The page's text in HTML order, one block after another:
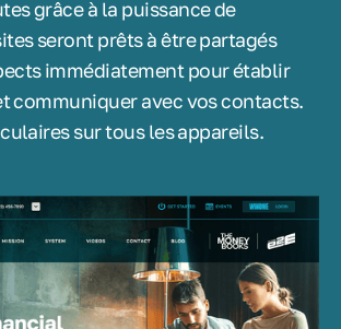
grâce à la puissance de
seront prêts à être partagés
immédiatement pour établir
communiquer avec vos contacts.
sur tous les appareils.